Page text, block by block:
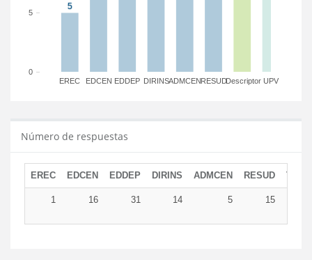
EREC EDCEN EDDEP DIRINSADMCENRESUDDescriptor UPV
0
5
Número de respuestas
EREC EDCEN EDDEP DIRINS ADMCEN RESUD
1 16 31 14 5 15